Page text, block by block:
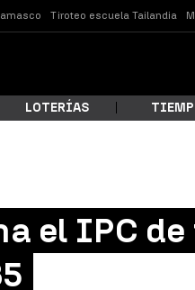
Tiroteo escuela Tailandia
estás
LOTERÍAS
el IPC de